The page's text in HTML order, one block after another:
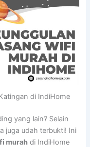
di IndiHome
yang lain? Selain
juga udah terbukti! Ini
murah di IndiHome